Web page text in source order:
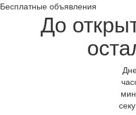
Бесплатные объявления
До